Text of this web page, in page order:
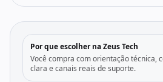
Por que escolher na Zeus Tech
Você compra com orientação técnica,
clara e canais reais de suporte.